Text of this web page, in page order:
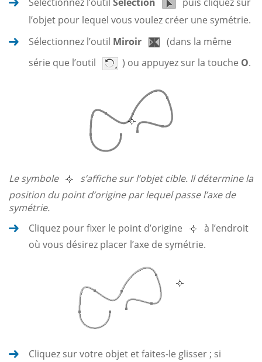
l’objet pour lequel vous voulez créer une symétrie.
Sélectionnez l’outil Miroir
(dans la même
série que l’outil
) ou appuyez sur la touche O.
Le symbole
s’affiche sur l’objet cible. Il détermine la
position du point d’origine par lequel passe l’axe de
symétrie.
Cliquez pour fixer le point d’origine
à l’endroit
où vous désirez placer l’axe de symétrie.
Cliquez sur votre objet et faites-le glisser ; si